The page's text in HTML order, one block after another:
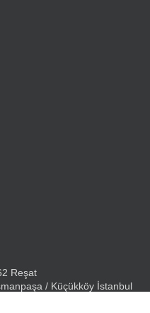
Reşat
/ Küçükköy İstanbul